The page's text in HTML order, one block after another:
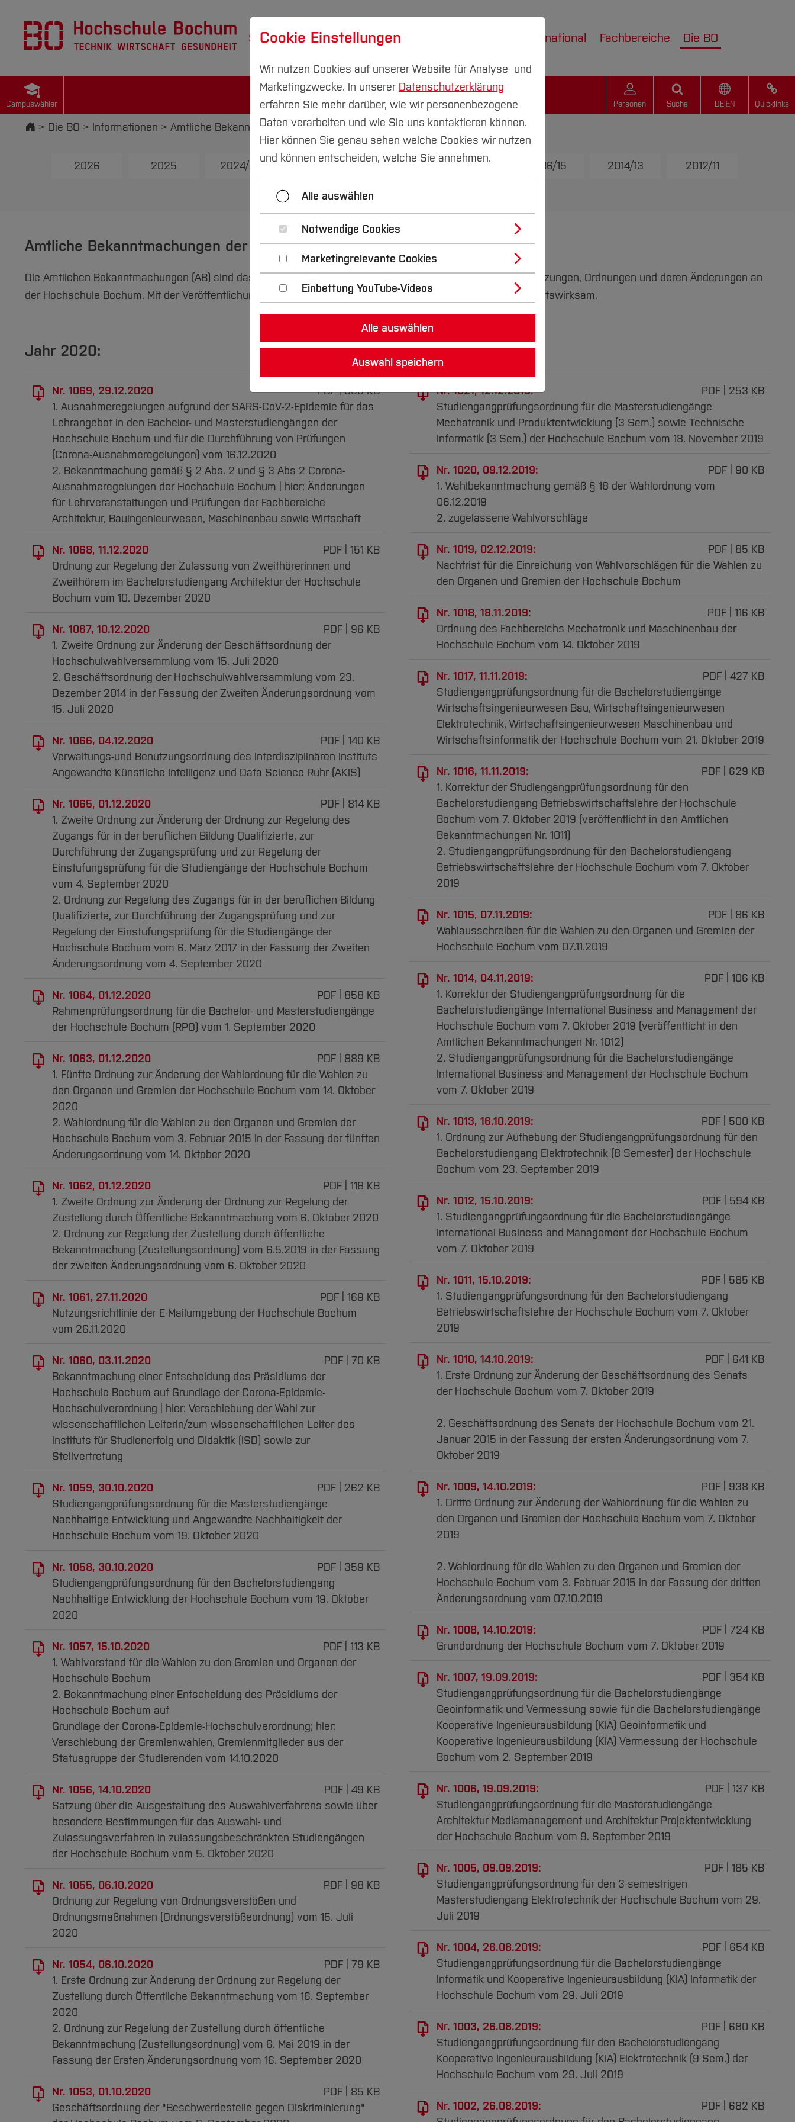
Studium Forschung & Transfer International Fachbereiche Die BO
Campuswähler Personen Suche DE| EN Quicklinks
Startseite
Die BO Informationen Amtliche Bekanntmachungen 2020/19
2026 2025 2024/23 2022/21 2020/19 2018/17 2016/15 2014/13 2012/11
Amtliche Bekanntmachungen der Hochschule Bochum 2020 und 2019
Die Amtlichen Bekanntmachungen (AB) sind das offizielle Organ zur Veröffentlichung von Bestimmungen, Satzungen, Ordnungen und deren Änderungen an
der Hochschule Bochum. Mit der Veröffentlichung in den AB werden die hier dokumentierten Beschlüsse rechtswirksam.
Jahr 2020:
PDF 366 KB
Nr. 1069, 29.12.2020
1. Ausnahmeregelungen aufgrund der SARS-CoV-2-Epidemie für das
Lehrangebot in den Bachelor- und Masterstudiengängen der
Hochschule Bochum und für die Durchführung von Prüfungen
(Corona-Ausnahmeregelungen) vom 16.12.2020
2. Bekanntmachung gemäß § 2 Abs. 2 und § 3 Abs 2 Corona-
Ausnahmeregelungen der Hochschule Bochum | hier: Änderungen
für Lehrveranstaltungen und Prüfungen der Fachbereiche
Architektur, Bauingenieurwesen, Maschinenbau sowie Wirtschaft
PDF 151 KB
Nr. 1068, 11.12.2020
Ordnung zur Regelung der Zulassung von Zweithörerinnen und
Zweithörern im Bachelorstudiengang Architektur der Hochschule
Bochum vom 10. Dezember 2020
PDF 96 KB
Nr. 1067, 10.12.2020
1. Zweite Ordnung zur Änderung der Geschäftsordnung der
Hochschulwahlversammlung vom 15. Juli 2020
2. Geschäftsordnung der Hochschulwahlversammlung vom 23.
Dezember 2014 in der Fassung der Zweiten Änderungsordnung vom
15. Juli 2020
PDF 140 KB
Nr. 1066, 04.12.2020
Verwaltungs-und Benutzungsordnung des Interdisziplinären Instituts
Angewandte Künstliche Intelligenz und Data Science Ruhr (AKIS)
PDF 814 KB
Nr. 1065, 01.12.2020
1. Zweite Ordnung zur Änderung der Ordnung zur Regelung des
Zugangs für in der beruflichen Bildung Qualifizierte, zur
Durchführung der Zugangsprüfung und zur Regelung der
Einstufungsprüfung für die Studiengänge der Hochschule Bochum
vom 4. September 2020
2. Ordnung zur Regelung des Zugangs für in der beruflichen Bildung
Qualifizierte, zur Durchführung der Zugangsprüfung und zur
Regelung der Einstufungsprüfung für die Studiengänge der
Hochschule Bochum vom 6. März 2017 in der Fassung der Zweiten
Änderungsordnung vom 4. September 2020
PDF 858 KB
Nr. 1064, 01.12.2020
Rahmenprüfungsordnung für die Bachelor- und Masterstudiengänge
der Hochschule Bochum (RPO) vom 1. September 2020
PDF 889 KB
Nr. 1063, 01.12.2020
1. Fünfte Ordnung zur Änderung der Wahlordnung für die Wahlen zu
den Organen und Gremien der Hochschule Bochum vom 14. Oktober
2020
2. Wahlordnung für die Wahlen zu den Organen und Gremien der
Hochschule Bochum vom 3. Februar 2015 in der Fassung der fünften
Änderungsordnung vom 14. Oktober 2020
PDF 118 KB
Nr. 1062, 01.12.2020
1. Zweite Ordnung zur Änderung der Ordnung zur Regelung der
Zustellung durch Öffentliche Bekanntmachung vom 6. Oktober 2020
2. Ordnung zur Regelung der Zustellung durch öffentliche
Bekanntmachung (Zustellungsordnung) vom 6.5.2019 in der Fassung
der zweiten Änderungsordnung vom 6. Oktober 2020
PDF 169 KB
Nr. 1061, 27.11.2020
Nutzungsrichtlinie der E-Mailumgebung der Hochschule Bochum
vom 26.11.2020
PDF 70 KB
Nr. 1060, 03.11.2020
Bekanntmachung einer Entscheidung des Präsidiums der
Hochschule Bochum auf Grundlage der Corona-Epidemie-
Hochschulverordnung | hier: Verschiebung der Wahl zur
wissenschaftlichen Leiterin/zum wissenschaftlichen Leiter des
Instituts für Studienerfolg und Didaktik (ISD) sowie zur
Stellvertretung
PDF 262 KB
Nr. 1059, 30.10.2020
Studiengangprüfungsordnung für die Masterstudiengänge
Nachhaltige Entwicklung und Angewandte Nachhaltigkeit der
Hochschule Bochum vom 19. Oktober 2020
PDF 359 KB
Nr. 1058, 30.10.2020
Studiengangprüfungsordnung für den Bachelorstudiengang
Nachhaltige Entwicklung der Hochschule Bochum vom 19. Oktober
2020
PDF 113 KB
Nr. 1057, 15.10.2020
1. Wahlvorstand für die Wahlen zu den Gremien und Organen der
Hochschule Bochum
2. Bekanntmachung einer Entscheidung des Präsidiums der
Hochschule Bochum auf
Grundlage der Corona-Epidemie-Hochschulverordnung; hier:
Verschiebung der Gremienwahlen, Gremienmitglieder aus der
Statusgruppe der Studierenden vom 14.10.2020
PDF 49 KB
Nr. 1056, 14.10.2020
Satzung über die Ausgestaltung des Auswahlverfahrens sowie über
besondere Bestimmungen für das Auswahl- und
Zulassungsverfahren in zulassungsbeschränkten Studiengängen
der Hochschule Bochum vom 5. Oktober 2020
PDF 98 KB
Nr. 1055, 06.10.2020
Ordnung zur Regelung von Ordnungsverstößen und
Ordnungsmaßnahmen (Ordnungsverstößeordnung) vom 15. Juli
2020
PDF 79 KB
Nr. 1054, 06.10.2020
1. Erste Ordnung zur Änderung der Ordnung zur Regelung der
Zustellung durch Öffentliche Bekanntmachung vom 16. September
2020
2. Ordnung zur Regelung der Zustellung durch öffentliche
Bekanntmachung (Zustellungsordnung) vom 6. Mai 2019 in der
Fassung der Ersten Änderungsordnung vom 16. September 2020
PDF 85 KB
Nr. 1053, 01.10.2020
Geschäftsordnung der "Beschwerdestelle gegen Diskriminierung"
Jahr 2019:
PDF 253 KB
Nr. 1021, 12.12.2019:
Studiengangprüfungsordnung für die Masterstudiengänge
Mechatronik und Produktentwicklung (3 Sem.) sowie Technische
Informatik (3 Sem.) der Hochschule Bochum vom 18. November 2019
PDF 90 KB
Nr. 1020, 09.12.2019:
1. Wahlbekanntmachung gemäß § 18 der Wahlordnung vom
06.12.2019
2. zugelassene Wahlvorschläge
PDF 85 KB
Nr. 1019, 02.12.2019:
Nachfrist für die Einreichung von Wahlvorschlägen für die Wahlen zu
den Organen und Gremien der Hochschule Bochum
PDF 116 KB
Nr. 1018, 18.11.2019:
Ordnung des Fachbereichs Mechatronik und Maschinenbau der
Hochschule Bochum vom 14. Oktober 2019
PDF 427 KB
Nr. 1017, 11.11.2019:
Studiengangprüfungsordnung für die Bachelorstudiengänge
Wirtschaftsingenieurwesen Bau, Wirtschaftsingenieurwesen
Elektrotechnik, Wirtschaftsingenieurwesen Maschinenbau und
Wirtschaftsinformatik der Hochschule Bochum vom 21. Oktober 2019
PDF 629 KB
Nr. 1016, 11.11.2019:
1. Korrektur der Studiengangprüfungsordnung für den
Bachelorstudiengang Betriebswirtschaftslehre der Hochschule
Bochum vom 7. Oktober 2019 (veröffentlicht in den Amtlichen
Bekanntmachungen Nr. 1011)
2. Studiengangprüfungsordnung für den Bachelorstudiengang
Betriebswirtschaftslehre der Hochschule Bochum vom 7. Oktober
2019
PDF 86 KB
Nr. 1015, 07.11.2019:
Wahlausschreiben für die Wahlen zu den Organen und Gremien der
Hochschule Bochum vom 07.11.2019
PDF 106 KB
Nr. 1014, 04.11.2019:
1. Korrektur der Studiengangprüfungsordnung für die
Bachelorstudiengänge International Business and Management der
Hochschule Bochum vom 7. Oktober 2019 (veröffentlicht in den
Amtlichen Bekanntmachungen Nr. 1012)
2. Studiengangprüfungsordnung für die Bachelorstudiengänge
International Business and Management der Hochschule Bochum
vom 7. Oktober 2019
PDF 500 KB
Nr. 1013, 16.10.2019:
1. Ordnung zur Aufhebung der Studiengangprüfungsordnung für den
Bachelorstudiengang Elektrotechnik (8 Semester) der Hochschule
Bochum vom 23. September 2019
PDF 594 KB
Nr. 1012, 15.10.2019:
1. Studiengangprüfungsordnung für die Bachelorstudiengänge
International Business and Management der Hochschule Bochum
vom 7. Oktober 2019
PDF 585 KB
Nr. 1011, 15.10.2019:
1. Studiengangprüfungsordnung für den Bachelorstudiengang
Betriebswirtschaftslehre der Hochschule Bochum vom 7. Oktober
2019
PDF 641 KB
Nr. 1010, 14.10.2019:
1. Erste Ordnung zur Änderung der Geschäftsordnung des Senats
der Hochschule Bochum vom 7. Oktober 2019
2. Geschäftsordnung des Senats der Hochschule Bochum vom 21.
Januar 2015 in der Fassung der ersten Änderungsordnung vom 7.
Oktober 2019
PDF 938 KB
Nr. 1009, 14.10.2019:
1. Dritte Ordnung zur Änderung der Wahlordnung für die Wahlen zu
den Organen und Gremien der Hochschule Bochum vom 7. Oktober
2019
2. Wahlordnung für die Wahlen zu den Organen und Gremien der
Hochschule Bochum vom 3. Februar 2015 in der Fassung der dritten
Änderungsordnung vom 07.10.2019
PDF 724 KB
Nr. 1008, 14.10.2019:
Grundordnung der Hochschule Bochum vom 7. Oktober 2019
PDF 354 KB
Nr. 1007, 19.09.2019:
Studiengangprüfungsordnung für die Bachelorstudiengänge
Geoinformatik und Vermessung sowie für die Bachelorstudiengänge
Kooperative Ingenieurausbildung (KIA) Geoinformatik und
Kooperative Ingenieurausbildung (KIA) Vermessung der Hochschule
Bochum vom 2. September 2019
PDF 137 KB
Nr. 1006, 19.09.2019:
Studiengangprüfungsordnung für die Masterstudiengänge
Architektur Mediamanagement und Architektur Projektentwicklung
der Hochschule Bochum vom 9. September 2019
PDF 185 KB
Nr. 1005, 09.09.2019:
Studiengangprüfungsordnung für den 3-semestrigen
Masterstudiengang Elektrotechnik der Hochschule Bochum vom 29.
Juli 2019
PDF 654 KB
Nr. 1004, 26.08.2019:
Studiengangprüfungsordnung für die Bachelorstudiengänge
Informatik und Kooperative Ingenieurausbildung (KIA) Informatik der
Hochschule Bochum vom 29. Juli 2019
PDF 680 KB
Nr. 1003, 26.08.2019:
Studiengangprüfungsordnung für den Bachelorstudiengang
Kooperative Ingenieurausbildung (KIA) Elektrotechnik (9 Sem.) der
Hochschule Bochum vom 29. Juli 2019
PDF 682 KB
Nr. 1002, 26.08.2019:
Cookie Einstellungen
Wir nutzen Cookies auf unserer Website für Analyse- und
Marketingzwecke. In unserer Datenschutzerklärung
erfahren Sie mehr darüber, wie wir personenbezogene
Daten verarbeiten und wie Sie uns kontaktieren können.
Hier können Sie genau sehen welche Cookies wir nutzen
und können entscheiden, welche Sie annehmen.
Alle auswählen
Notwendige Cookies
Marketingrelevante Cookies
Einbettung YouTube-Videos
Alle auswählen
Auswahl speichern